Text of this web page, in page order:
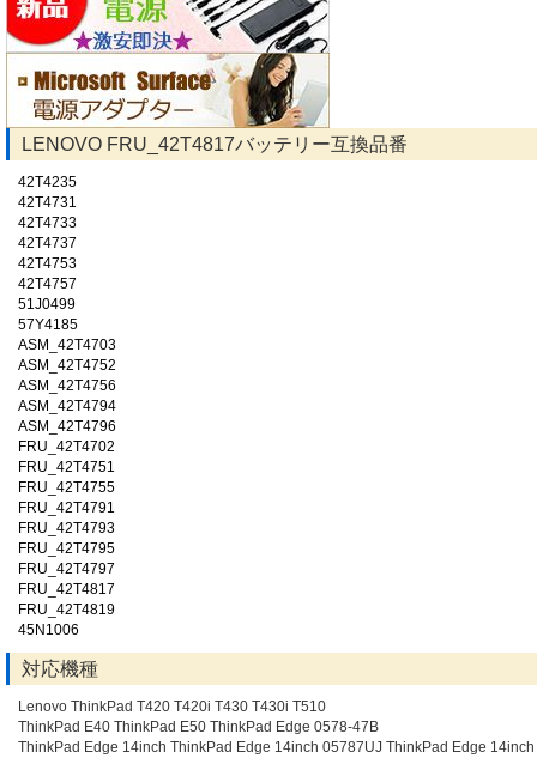
LENOVO FRU_42T4817バッテリー互換品番
42T4235
42T4731
42T4733
42T4737
42T4753
42T4757
51J0499
57Y4185
ASM_42T4703
ASM_42T4752
ASM_42T4756
ASM_42T4794
ASM_42T4796
FRU_42T4702
FRU_42T4751
FRU_42T4755
FRU_42T4791
FRU_42T4793
FRU_42T4795
FRU_42T4797
FRU_42T4817
FRU_42T4819
45N1006
対応機種
Lenovo ThinkPad T420 T420i T430 T430i T510
ThinkPad E40 ThinkPad E50 ThinkPad Edge 0578-47B
ThinkPad Edge 14inch ThinkPad Edge 14inch 05787UJ ThinkPad Edge 14inch